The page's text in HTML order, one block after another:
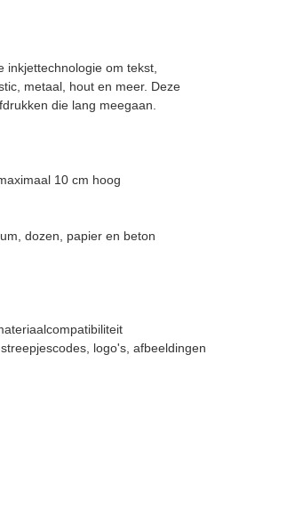
om tekst,
metaal, hout en meer. Deze
die lang meegaan.
10 cm hoog
dozen, papier en beton
logo's, afbeeldingen